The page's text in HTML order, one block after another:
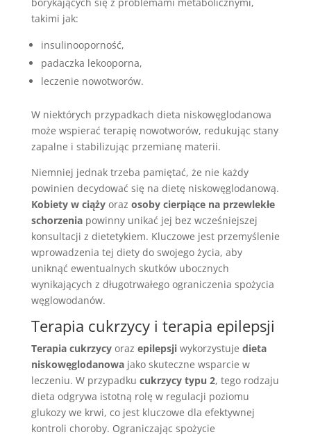
takimi jak:
insulinooporność,
padaczka lekooporna,
leczenie nowotworów.
W niektórych przypadkach dieta niskowęglodanowa
może wspierać terapię nowotworów, redukując stany
zapalne i stabilizując przemianę materii.
Niemniej jednak trzeba pamiętać, że nie każdy
powinien decydować się na dietę niskowęglodanową.
Kobiety w ciążyoraz osoby cierpiące na przewlekłe
schorzeniapowinny unikać jej bez wcześniejszej
konsultacji z dietetykiem. Kluczowe jest przemyślenie
wprowadzenia tej diety do swojego życia, aby
uniknąć ewentualnych skutków ubocznych
wynikających z długotrwałego ograniczenia spożycia
węglowodanów.
Terapia cukrzycy i terapia epilepsji
Terapia cukrzycyoraz epilepsjiwykorzystuje dieta
niskowęglodanowajako skuteczne wsparcie w
leczeniu. W przypadku cukrzycy typu 2, tego rodzaju
dieta odgrywa istotną rolę w regulacji poziomu
glukozy we krwi, co jest kluczowe dla efektywnej
kontroli choroby. Ograniczając spożycie